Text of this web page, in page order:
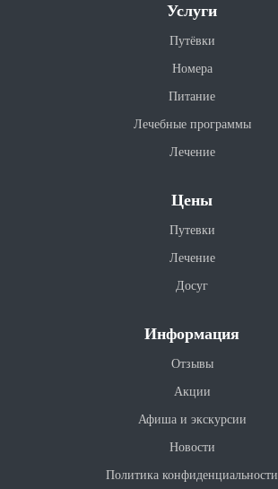
Услуги
Путёвки
Номера
Питание
Лечебные программы
Лечение
Цены
Путевки
Лечение
Досуг
Информация
Отзывы
Акции
Афиша и экскурсии
Новости
Политика конфиденциальности